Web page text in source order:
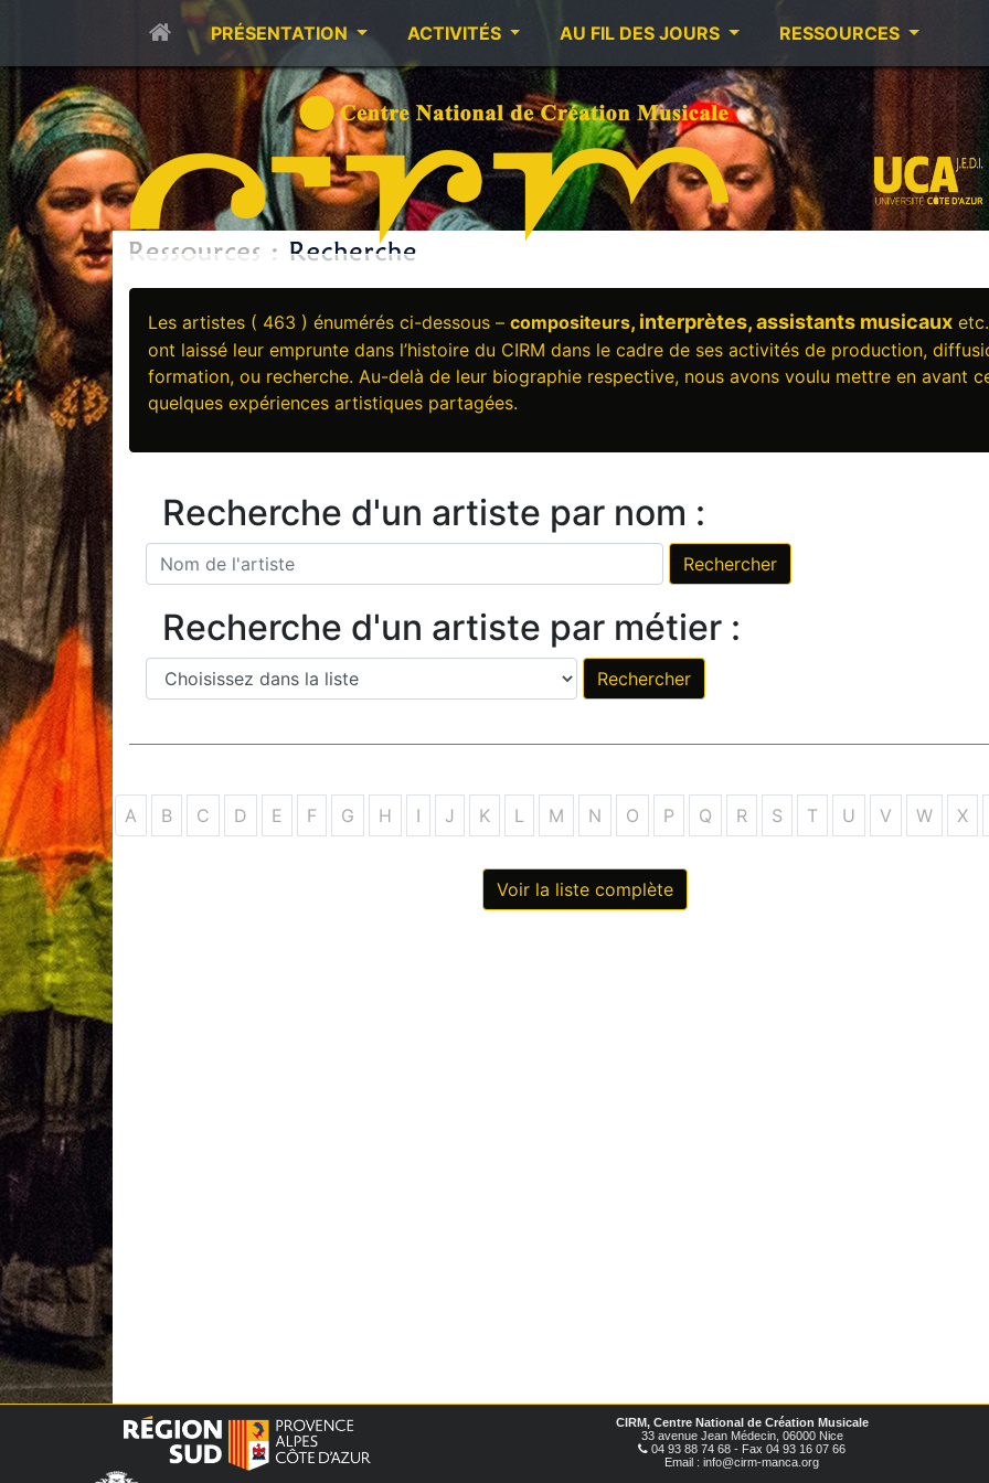
PRÉSENTATION ACTIVITÉS AU FIL DES JOURS RESSOURCES
Les artistes ( 463 ) énumérés ci-dessous – compositeurs, interprètes, assistants musicaux
ont laissé leur emprunte dans l’histoire du CIRM dans le cadre de ses activités de production,
formation, ou recherche. Au-delà de leur biographie respective, nous avons voulu mettre en avant
quelques expériences artistiques partagées.
Recherche d'un artiste par nom :
Recherche d'un artiste par métier :
A B C D E F G H I J K L M N O P Q R S T U V W X
Voir la liste complète
CIRM, Centre National de Création Musicale
33 avenue Jean Médecin, 06000 Nice
04 93 88 74 68 - Fax 04 93 16 07 66
Email : info@cirm-manca.org